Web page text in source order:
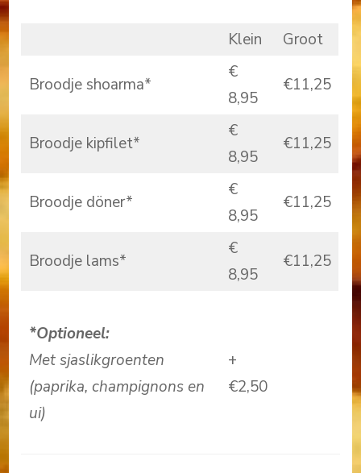
Klein Groot
Broodje shoarma*
€
8,95
€11,25
Broodje kipfilet*
€
8,95
€11,25
Broodje döner*
€
8,95
€11,25
Broodje lams*
€
8,95
€11,25
*Optioneel:
Met sjaslikgroenten
(paprika, champignons en
ui)
+
€2,50